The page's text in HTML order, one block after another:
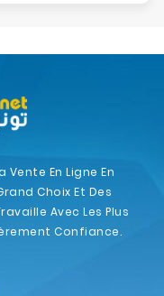
Vente En Ligne En
Choix Et Des
Avec Les Plus
Confiance.